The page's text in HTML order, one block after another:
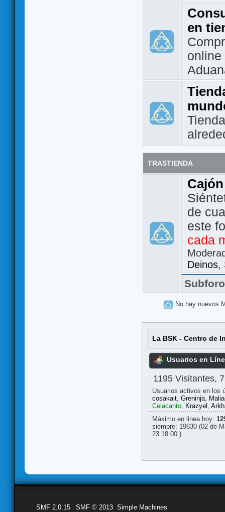
en
TRASTIENDA
de
este
cada
Deinos,
No hay nuevos
La BSK - Centro de
Usuarios en
1195 Visitantes,
Usuarios activos en los
cosakait, Greninja,
Celacanto, Krazyel ,
Máximo en linea hoy:
siempre: 19630 (02 de
23:18:00 )
SMF 2.0.15 SMF © 2013 Simple Machines